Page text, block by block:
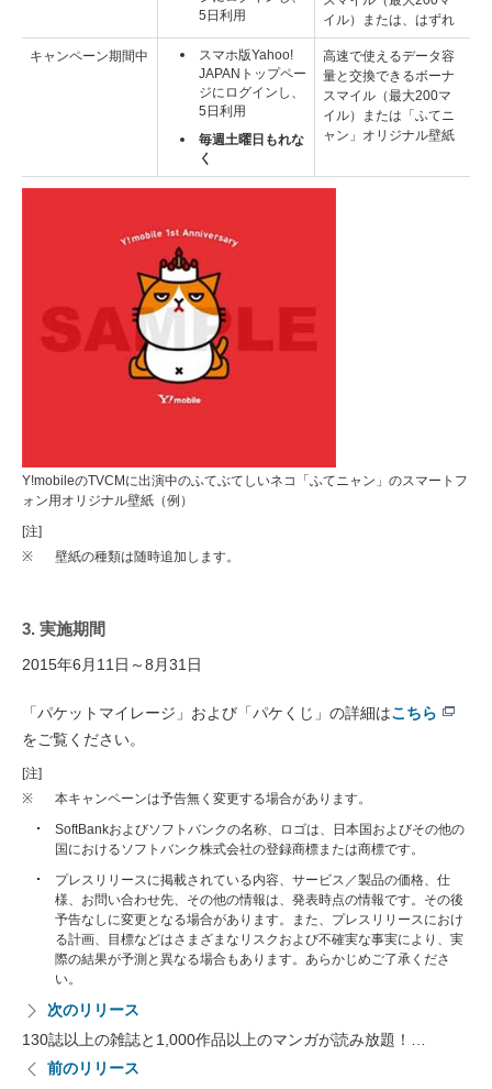
5日利用
イル）または、はずれ
キャンペーン期間中
スマホ版Yahoo!
JAPANトップペー
ジにログインし、
5日利用
毎週土曜日もれな
く
高速で使えるデータ容
量と交換できるボーナ
スマイル（最大200マ
イル）または「ふてニ
ャン」オリジナル壁紙
Y!mobileのTVCMに出演中のふてぶてしいネコ「ふてニャン」のスマートフ
ォン用オリジナル壁紙（例）
[注]
※
壁紙の種類は随時追加します。
3. 実施期間
2015年6月11日～8月31日
「パケットマイレージ」および「パケくじ」の詳細はこちら
をご覧ください。
[注]
※
本キャンペーンは予告無く変更する場合があります。
SoftBankおよびソフトバンクの名称、ロゴは、日本国およびその他の
国におけるソフトバンク株式会社の登録商標または商標です。
プレスリリースに掲載されている内容、サービス／製品の価格、仕
様、お問い合わせ先、その他の情報は、発表時点の情報です。その後
予告なしに変更となる場合があります。また、プレスリリースにおけ
る計画、目標などはさまざまなリスクおよび不確実な事実により、実
際の結果が予測と異なる場合もあります。あらかじめご了承くださ
い。
次のリリース
130誌以上の雑誌と1,000作品以上のマンガが読み放題！…
前のリリース